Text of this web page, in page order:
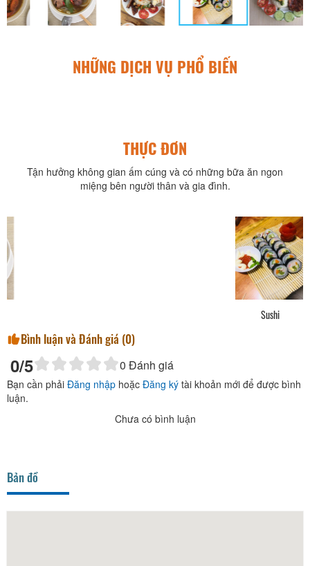
NHỮNG DỊCH VỤ PHỔ BIẾN
THỰC ĐƠN
Tận hưởng không gian ấm cúng và có những bữa ăn ngon
miệng bên người thân và gia đình.
Bình luận và Đánh giá (0)
0/5 0 Đánh giá
Bạn cần phải Đăng nhập hoặc Đăng ký tài khoản mới để được bình
luận.
Chưa có bình luận
Bản đồ